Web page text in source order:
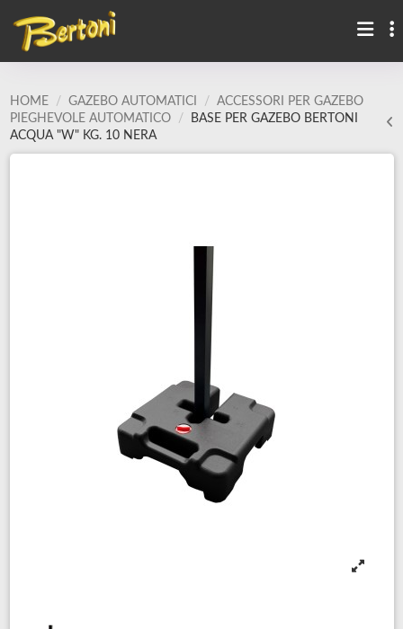
HOME GAZEBO AUTOMATICI
ACCESSORI PER GAZEBO
PIEGHEVOLE AUTOMATICO
BASE PER GAZEBO BERTONI
ACQUA "W" KG. 10 NERA